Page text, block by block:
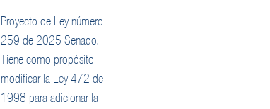
Proyecto de Ley número
259 de 2025 Senado.
Tiene como propósito
modificar la Ley 472 de
1998 para adicionar la